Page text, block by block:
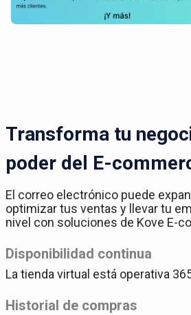
Transforma tu
poder del E-
El correo electrónico puede
optimizar tus ventas y llevar tu
nivel con soluciones de Kove E-
Disponibilidad continua
La tienda virtual está operativa
Historial de compras